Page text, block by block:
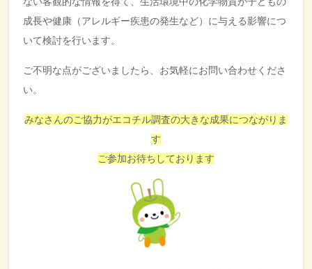
成長や健康（アレルギー疾患の発生など）に与える影響につ
いて検討を行います。
ご不明な点がございましたら、お気軽にお問い合わせくださ
い。
みなさんのご協力がエコチル調査の大きな成果につながりま
す
ご参加お待ちしております